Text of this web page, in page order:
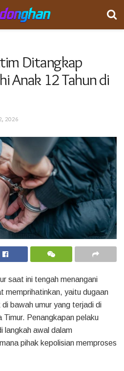
Ditangkap
Anak 12 Tahun di
2026
saat ini tengah menangani
memprihatinkan, yaitu dugaan
bawah umur yang terjadi di
Penangkapan pelaku
langkah awal dalam
pihak kepolisian memproses